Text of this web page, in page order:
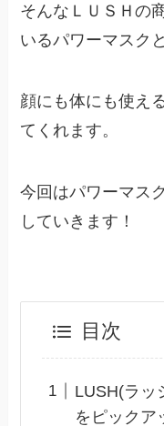
そんなＬＵＳＨの
いるパワーマスク
顔にも体にも使え
てくれます。
今回はパワーマス
していきます！
目次
LUSH(ラッ
をピックア